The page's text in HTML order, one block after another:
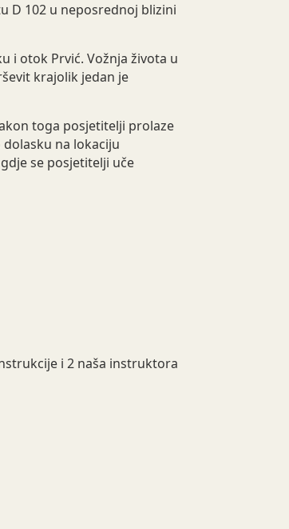
D 102 u neposrednoj blizini
i otok Prvić. Vožnja života u
krajolik jedan je
toga posjetitelji prolaze
na lokaciju
se posjetitelji uče
i 2 naša instruktora